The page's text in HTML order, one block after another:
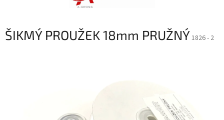
ŠIKMÝ PROUŽEK 18mm PRUŽNÝ1826 - 2